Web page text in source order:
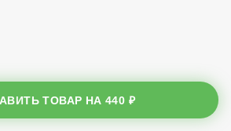
ТОВАР НА440 ₽